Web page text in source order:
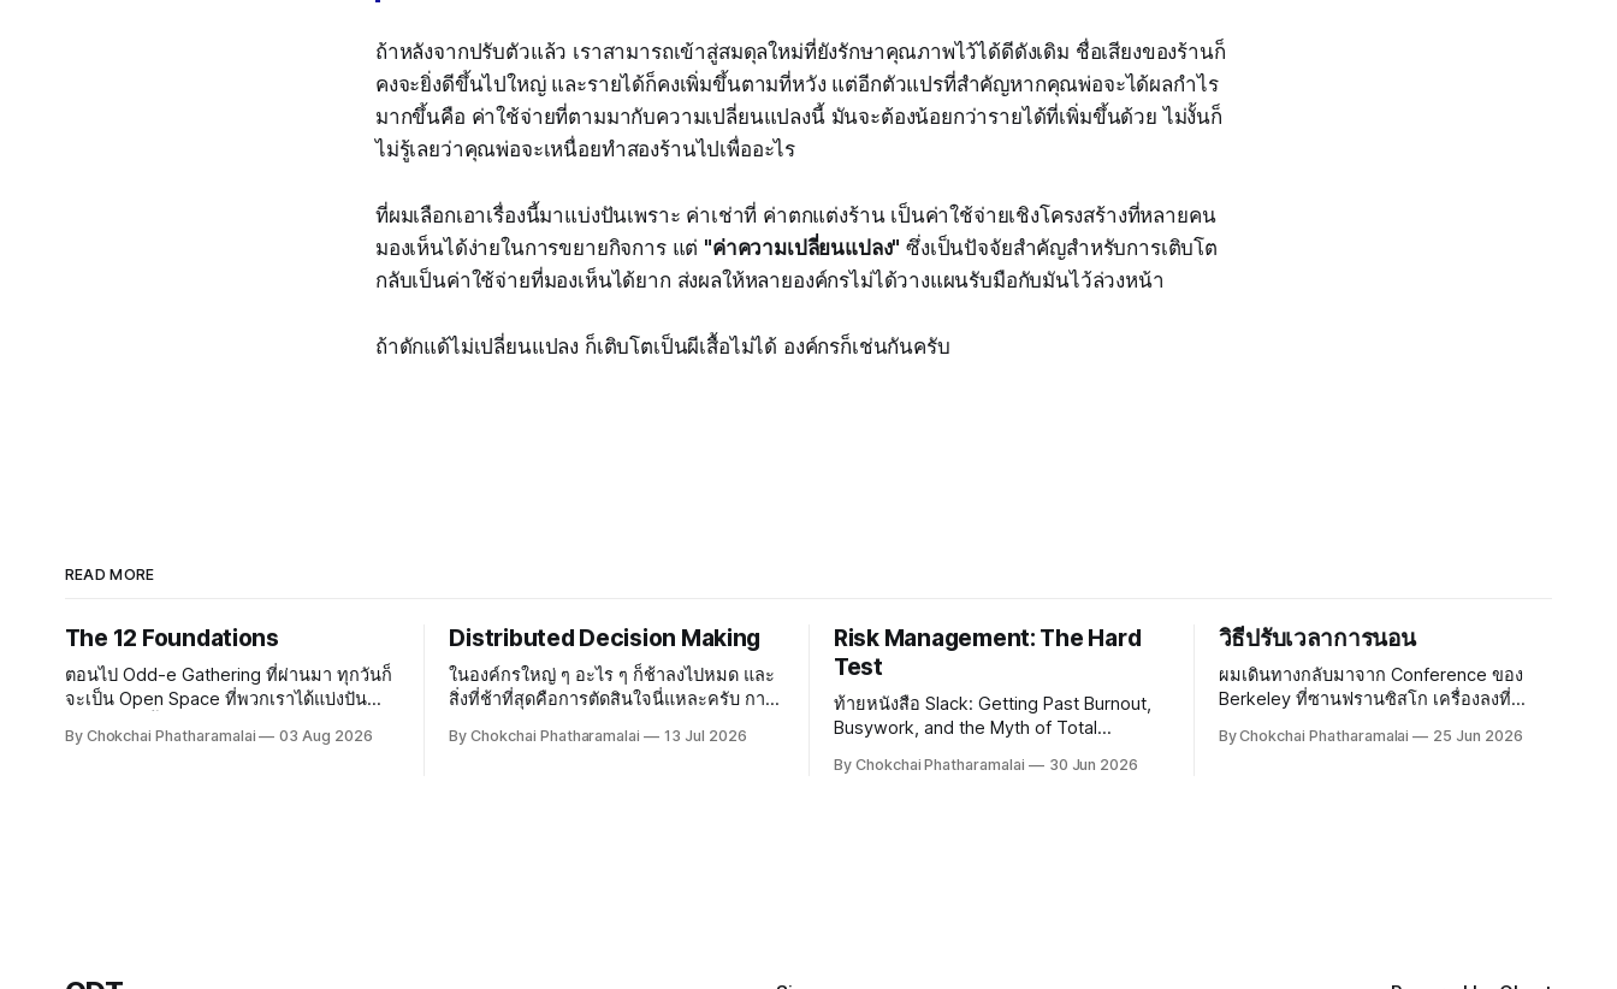
ถ้าหลังจากปรับตัวแล้ว เราสามารถเข้าสู่สมดุลใหม่ที่ยังรักษาคุณภาพไว้ได้ดีดังเดิม ชื่อเสียงของร้านก็
คงจะยิ่งดีขึ้นไปใหญ่ และรายได้ก็คงเพิ่มขึ้นตามที่หวัง แต่อีกตัวแปรที่สำคัญหากคุณพ่อจะได้ผลกำไร
มากขึ้นคือ ค่าใช้จ่ายที่ตามมากับความเปลี่ยนแปลงนี้ มันจะต้องน้อยกว่ารายได้ที่เพิ่มขึ้นด้วย ไม่งั้นก็
ไม่รู้เลยว่าคุณพ่อจะเหนื่อยทำสองร้านไปเพื่ออะไร
ที่ผมเลือกเอาเรื่องนี้มาแบ่งปันเพราะ ค่าเช่าที่ ค่าตกแต่งร้าน เป็นค่าใช้จ่ายเชิงโครงสร้างที่หลายคน
มองเห็นได้ง่ายในการขยายกิจการ แต่ "ค่าความเปลี่ยนแปลง" ซึ่งเป็นปัจจัยสำคัญสำหรับการเติบโต
กลับเป็นค่าใช้จ่ายที่มองเห็นได้ยาก ส่งผลให้หลายองค์กรไม่ได้วางแผนรับมือกับมันไว้ล่วงหน้า
ถ้าดักแด้ไม่เปลี่ยนแปลง ก็เติบโตเป็นผีเสื้อไม่ได้ องค์กรก็เช่นกันครับ
READ MORE
The 12 Foundations
ตอนไป Odd-e Gathering ที่ผ่านมา ทุกวันก็
จะเป็น Open Space ที่พวกเราได้แบ่งปัน
Software หลังจากทานข้าวเย็นเสร็จ เราก็ไป
By Chokchai Phatharamalai 03 Aug 2026
Distributed Decision Making
ในองค์กรใหญ่ ๆ อะไร ๆ ก็ช้าลงไปหมด และ
สิ่งที่ช้าที่สุดคือการตัดสินใจนี่แหละครับ การ
องค์กรที่มีบรรยากาศสบาย ๆ ทุกคนรู้สึก
By Chokchai Phatharamalai 13 Jul 2026
Risk Management: The Hard
Test
ท้ายหนังสือ Slack: Getting Past Burnout,
Busywork, and the Myth of Total
ใหม่ในการจัดการความเสี่ยงกับผม ทอมสอน
By Chokchai Phatharamalai 30 Jun 2026
วิธีปรับเวลาการนอน
ผมเดินทางกลับมาจาก Conference ของ
Berkeley ที่ซานฟรานซิสโก เครื่องลงที่
จะถึงบ้านก็เกือบเที่ยงคืน ยังดีที่ขากลับไม่
By Chokchai Phatharamalai 25 Jun 2026